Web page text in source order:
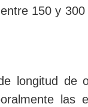
150 y
longitud de
las